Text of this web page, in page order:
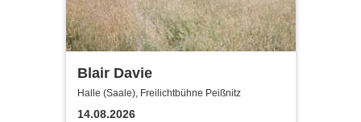
Blair Davie
Halle (Saale), Freilichtbühne Peißnitz
14.08.2026